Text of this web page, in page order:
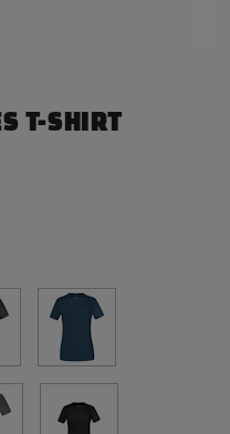
T-SHIRT